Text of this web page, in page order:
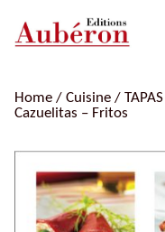
Home / Cuisine /
Cazuelitas – Fritos